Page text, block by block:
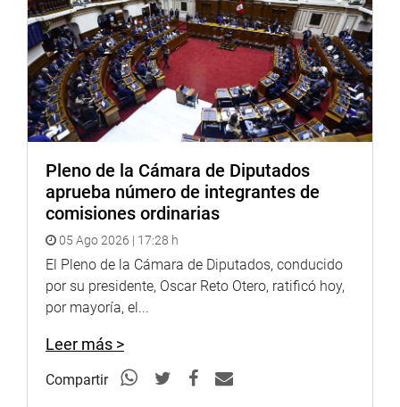
Pleno de la Cámara de Diputados
aprueba número de integrantes de
comisiones ordinarias
05 Ago 2026 | 17:28 h
El Pleno de la Cámara de Diputados, conducido
por su presidente, Oscar Reto Otero, ratificó hoy,
por mayoría, el...
Leer más >
Compartir